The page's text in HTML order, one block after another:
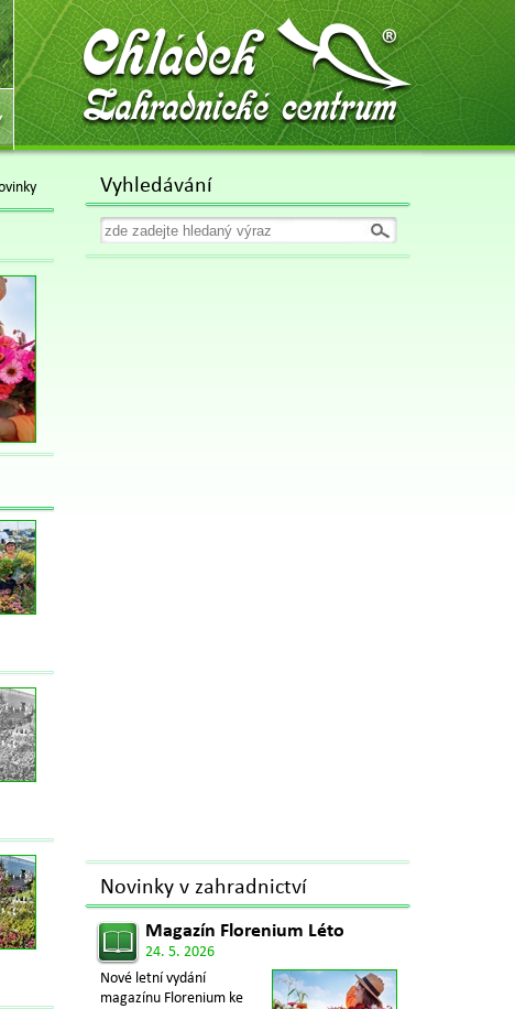
Chládek
Zahradnické centrum
Vyhledávání
Novinky v zahradnictví
Magazín Florenium Léto
24. 5. 2026
Nové letní vydání
magazínu Florenium ke